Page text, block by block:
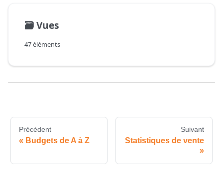
🗃️Vues
47 éléments
Précédent
Budgets de A à Z
Suivant
Statistiques de vente